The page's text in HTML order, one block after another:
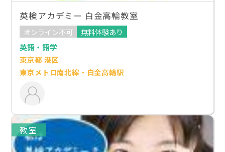
英検アカデミー 白金高輪教室
オンライン不可
無料体験あり
英語・語学
東京都 港区
東京メトロ南北線・白金高輪駅
教室